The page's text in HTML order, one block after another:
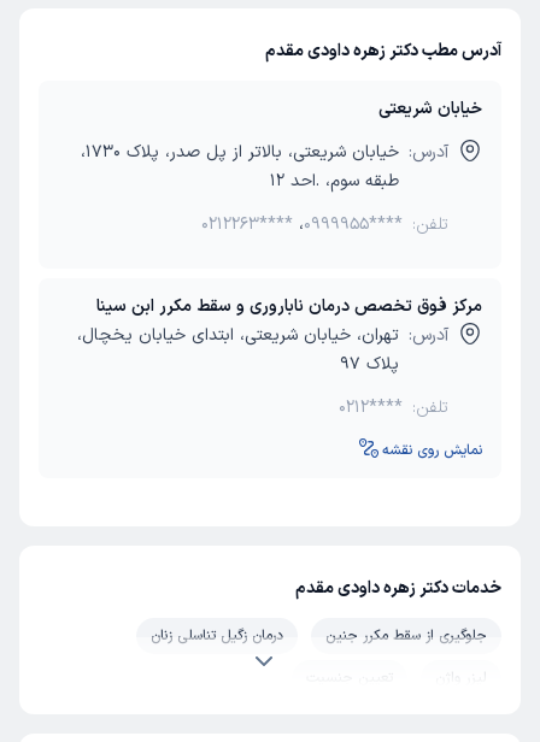
آدرس مطب دکتر زهره داودی مقدم
خیابان شریعتی
آدرس:
خیابان شریعتی، بالاتر از پل صدر، پلاک 1730،
طبقه سوم، .احد 12
تلفن:
0212263**** ،0999955****
مرکز فوق تخصص درمان ناباروری و سقط مکرر ابن سینا
آدرس: تهران، خیابان شریعتی، ابتدای خیابان یخچال،
پلاک 97
تلفن: 0212****
نمایش روی نقشه
خدمات دکتر زهره داودی مقدم
جلوگیری از سقط مکرر جنین
درمان زگیل تناسلی زنان
لیزر واژن
تعیین جنسیت